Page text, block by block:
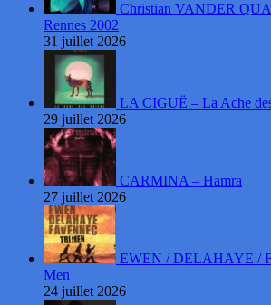
Christian VANDER
Rennes 2002
31 juillet 2026
LA CIGUË – La Ache
29 juillet 2026
CARMINA – Hamra
27 juillet 2026
EWEN / DELAHAYE /
Men
24 juillet 2026